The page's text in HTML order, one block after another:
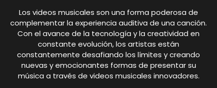
Los videos musicales son una forma poderosa de
complementar la experiencia auditiva de una canción.
Con el avance de la tecnología y la creatividad en
constante evolución, los artistas están
constantemente desafiando los límites y creando
nuevas y emocionantes formas de presentar su
música a través de videos musicales innovadores.